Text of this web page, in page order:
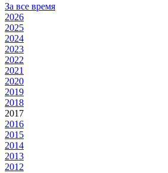
За все время
2026
2025
2024
2023
2022
2021
2020
2019
2018
2017
2016
2015
2014
2013
2012